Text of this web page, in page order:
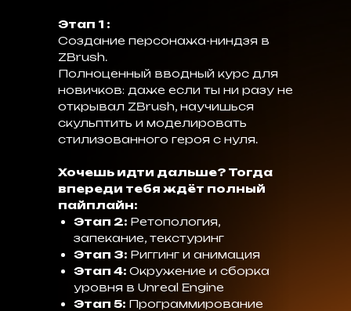
Этап 1 :
Создание персонажа-ниндзя в
ZBrush.
Полноценный вводный курс для
новичков: даже если ты ни разу не
открывал ZBrush, научишься
скульптить и моделировать
стилизованного героя с нуля.
Хочешь идти дальше? Тогда
впереди тебя ждёт полный
пайплайн:
Этап 2: Ретопология,
запекание, текстуринг
Этап 3: Риггинг и анимация
Этап 4: Окружение и сборка
уровня в Unreal Engine
Этап 5: Программирование